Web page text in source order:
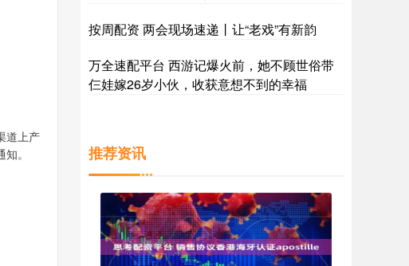
道上产
。
按周配资 两会现场速递丨让“老戏”有新韵
万全速配平台 西游记爆火前，她不顾世俗带
仨娃嫁26岁小伙，收获意想不到的幸福
推荐资讯